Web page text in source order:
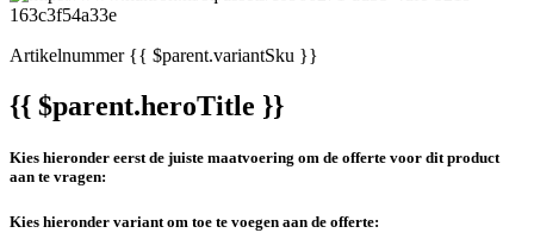
Artikelnummer{{ $parent.variantSku }}
{{ $parent.heroTitle }}
Kies hieronder eerst de juiste maatvoering om de offerte voor dit product
aan te vragen:
Kies hieronder variant om toe te voegen aan de offerte: